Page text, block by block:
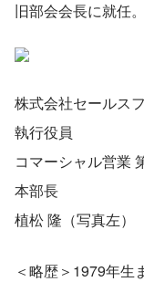
旧部会会長に就任
株式会社セールス
執行役員
コマーシャル営業
本部長
植松 隆（写真左）
＜略歴＞1979年生